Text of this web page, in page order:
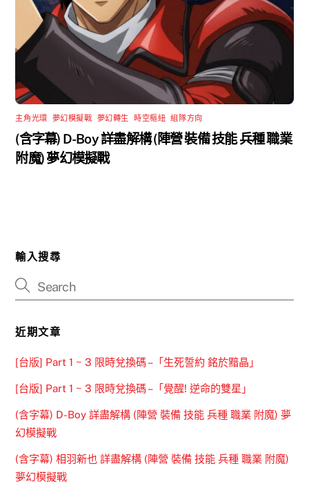
主角光環 夢幻模擬戰 夢幻轉生 時空樞紐 ,組隊方向
(含字幕) D-Boy 詳盡解構 (陣營 裝備 技能 兵種 職業
附魔) 夢幻模擬戰
輸入搜尋
近期文章
[台版] Part 1 ~ 3 限時兌換碼 –「生死誓約 銘於黯晶」
[台版] Part 1 ~ 3 限時兌換碼 –「覺醒! 逆命的雙星」
(含字幕) D-Boy 詳盡解構 (陣營 裝備 技能 兵種 職業 附魔) 夢
幻模擬戰
(含字幕) 相羽新也 詳盡解構 (陣營 裝備 技能 兵種 職業 附魔)
夢幻模擬戰